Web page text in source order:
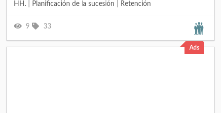
HH. | Planificación de la sucesión | Retención
9 33
Ads